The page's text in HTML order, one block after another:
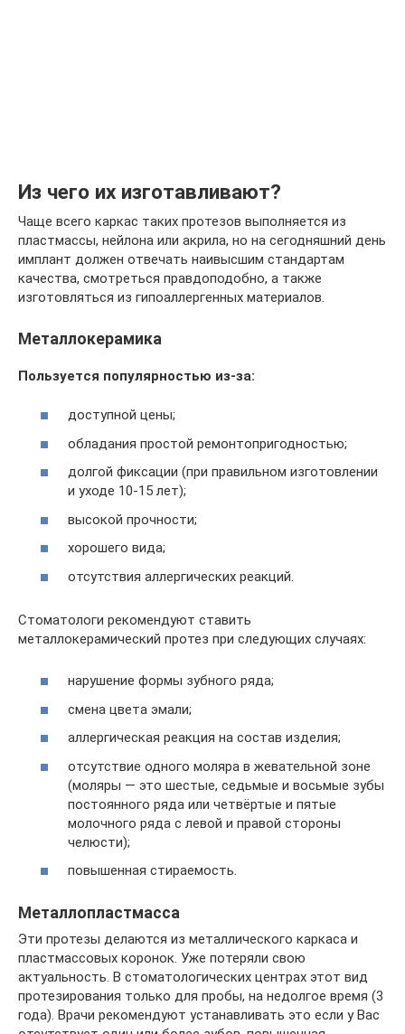
Из чего их изготавливают?
Чаще всего каркас таких протезов выполняется из
пластмассы, нейлона или акрила, но на сегодняшний день
имплант должен отвечать наивысшим стандартам
качества, смотреться правдоподобно, а также
изготовляться из гипоаллергенных материалов.
Металлокерамика
Пользуется популярностью из-за:
доступной цены;
обладания простой ремонтопригодностью;
долгой фиксации (при правильном изготовлении
и уходе 10-15 лет);
высокой прочности;
хорошего вида;
отсутствия аллергических реакций.
Стоматологи рекомендуют ставить
металлокерамический протез при следующих случаях:
нарушение формы зубного ряда;
смена цвета эмали;
аллергическая реакция на состав изделия;
отсутствие одного моляра в жевательной зоне
(моляры — это шестые, седьмые и восьмые зубы
постоянного ряда или четвёртые и пятые
молочного ряда с левой и правой стороны
челюсти);
повышенная стираемость.
Металлопластмасса
Эти протезы делаются из металлического каркаса и
пластмассовых коронок. Уже потеряли свою
актуальность. В стоматологических центрах этот вид
протезирования только для пробы, на недолгое время (3
года). Врачи рекомендуют устанавливать это если у Вас